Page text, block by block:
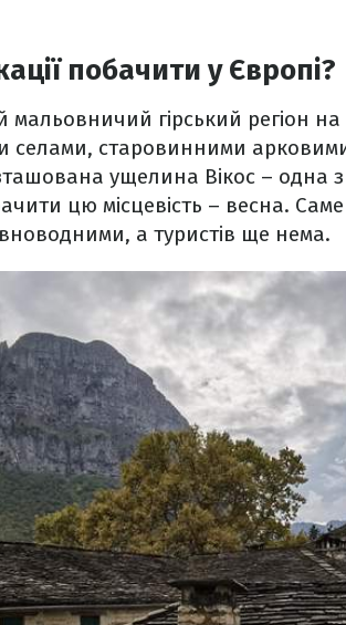
побачити у Європі?
мальовничий гірський регіон на
селами, старовинними
ущелина Вікос – одна з
цю місцевість – весна.
а туристів ще нема.